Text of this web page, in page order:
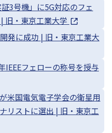
3号機」に5G対応のフェ
旧・東京工業大学
発に成功 | 旧・東京工業大
IEEEフェローの称号を授与
米国電気電子学会の衛星用
リストに選出 | 旧・東京工